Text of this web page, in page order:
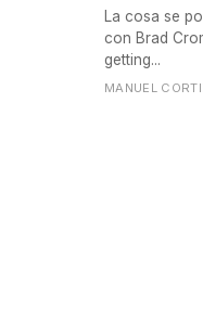
La cosa se
con Brad
getting...
MANUEL